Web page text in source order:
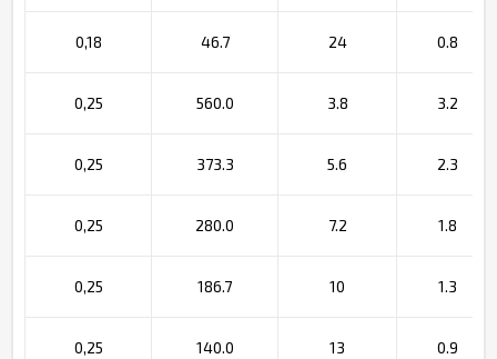
0,18 46.7 24 0.8
0,25 560.0 3.8 3.2
0,25 373.3 5.6 2.3
0,25 280.0 7.2 1.8
0,25 186.7 10 1.3
0,25 140.0 13 0.9